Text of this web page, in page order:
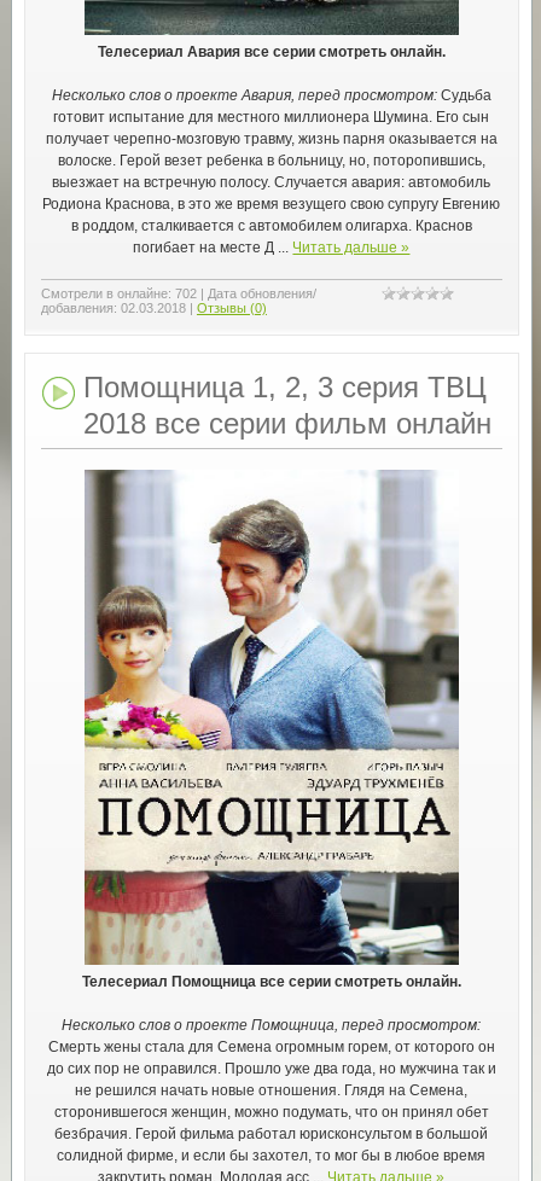
Телесериал Авария все серии смотреть онлайн.
Несколько слов о проекте Авария, перед просмотром:Судьба
готовит испытание для местного миллионера Шумина. Его сын
получает черепно-мозговую травму, жизнь парня оказывается на
волоске. Герой везет ребенка в больницу, но, поторопившись,
выезжает на встречную полосу. Случается авария: автомобиль
Родиона Краснова, в это же время везущего свою супругу Евгению
в роддом, сталкивается с автомобилем олигарха. Краснов
погибает на месте Д
Читать дальше »
Смотрели в онлайне: 702| Дата обновления/
добавления: 02.03.2018 | Отзывы (0)
Помощница 1, 2, 3 серия ТВЦ
2018 все серии фильм онлайн
Телесериал Помощница все серии смотреть онлайн.
Несколько слов о проекте Помощница, перед просмотром:
Смерть жены стала для Семена огромным горем, от которого он
до сих пор не оправился. Прошло уже два года, но мужчина так и
не решился начать новые отношения. Глядя на Семена,
сторонившегося женщин, можно подумать, что он принял обет
безбрачия. Герой фильма работал юрисконсультом в большой
солидной фирме, и если бы захотел, то мог бы в любое время
закрутить роман. Молодая асс
Читать дальше »